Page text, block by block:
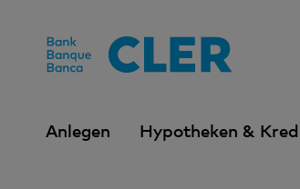
Anlegen Hypotheken &